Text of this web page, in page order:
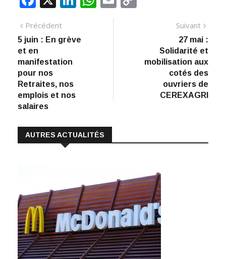
e
b
o
o
k
k
e
Li
Navigation
de
l’article
PrécédentArticle
précédent
5 juin : En grève
et en
manifestation
pour nos
Retraites, nos
emplois et nos
salaires
Suivant
27 mai :
Solidarité et
mobilisation aux
cotés des
ouvriers de
CEREXAGRI
AUTRES ACTUALITÉS